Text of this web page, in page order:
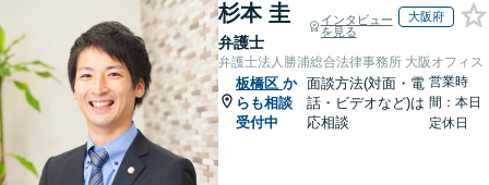
杉本 圭
弁護士
インタビュー
を見る
大阪府
弁護士法人勝浦総合法律事務所 大阪オフィス
板橋区 か
らも相談
受付中
面談方法(対面・電
話・ビデオなど)は
応相談
営業時
間：本日
定休日